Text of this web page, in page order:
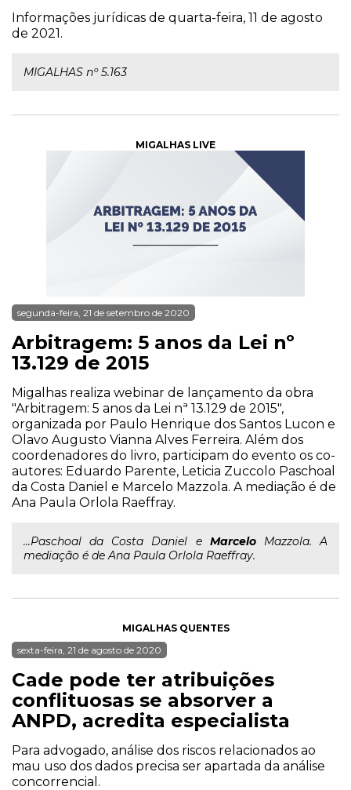
Informações jurídicas de quarta-feira, 11 de agosto
de 2021.
MIGALHAS nº 5.163
MIGALHAS LIVE
segunda-feira, 21 de setembro de 2020
Arbitragem: 5 anos da Lei nº
13.129 de 2015
Migalhas realiza webinar de lançamento da obra
"Arbitragem: 5 anos da Lei nª 13.129 de 2015",
organizada por Paulo Henrique dos Santos Lucon e
Olavo Augusto Vianna Alves Ferreira. Além dos
coordenadores do livro, participam do evento os co-
autores: Eduardo Parente, Leticia Zuccolo Paschoal
da Costa Daniel e Marcelo Mazzola. A mediação é de
Ana Paula Orlola Raeffray.
...Paschoal da Costa Daniel e MarceloMazzola. A
mediação é de Ana Paula Orlola Raeffray.
MIGALHAS QUENTES
sexta-feira, 21 de agosto de 2020
Cade pode ter atribuições
conflituosas se absorver a
ANPD, acredita especialista
Para advogado, análise dos riscos relacionados ao
mau uso dos dados precisa ser apartada da análise
concorrencial.